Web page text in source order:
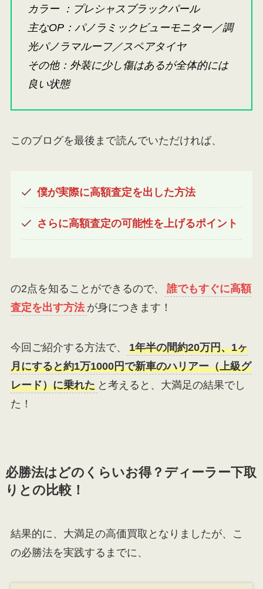
カラー ：プレシャスブラックパール
主なOP：パノラミックビューモニター／調
光パノラマルーフ／スペアタイヤ
その他：外装に少し傷はあるが全体的には
良い状態
このブログを最後まで読んでいただければ、
僕が実際に高額査定を出した方法
さらに高額査定の可能性を上げるポイント
の2点を知ることができるので、
誰でもすぐに高額
査定を出す方法 が身につきます！
今回ご紹介する方法で、
1年半の間約20万円、1ヶ
月にすると約1万1000円で新車のハリアー（上級グ
レード）に乗れた と考えると、大満足の結果でし
た！
必勝法はどのくらいお得？ディーラー下取
りとの比較！
結果的に、大満足の高価買取となりましたが、こ
の必勝法を実践するまでに、